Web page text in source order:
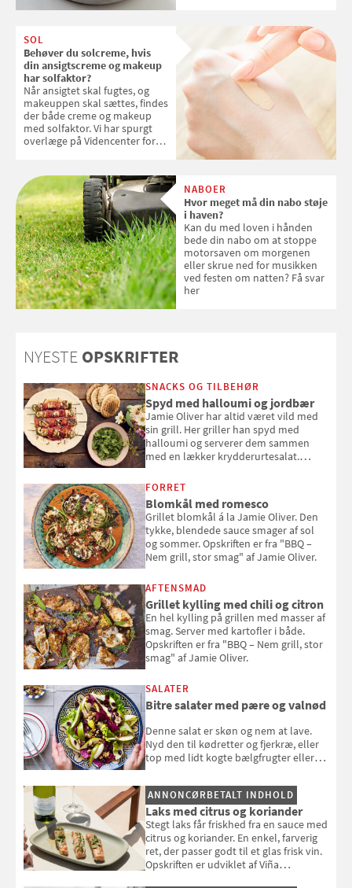
SOL
Behøver du solcreme, hvis
din ansigtscreme og makeup
har solfaktor?
Når ansigtet skal fugtes, og
makeuppen skal sættes, findes
der både creme og makeup
med solfaktor. Vi har spurgt
overlæge på Videncenter for
med SPF kan erstatte
solcreme, når man bevæger
sig ud i solen
NABOER
Hvor meget må din nabo støje
i haven?
Kan du med loven i hånden
bede din nabo om at stoppe
motorsaven om morgenen
eller skrue ned for musikken
ved festen om natten? Få svar
her
NYESTE OPSKRIFTER
SNACKS OG TILBEHØR
Spyd med halloumi og jordbær
Jamie Oliver har altid været vild med
sin grill. Her griller han spyd med
halloumi og serverer dem sammen
med en lækker krydderurtesalat.
smag" af Jamie Oliver.
FORRET
Blomkål med romesco
Grillet blomkål á la Jamie Oliver. Den
tykke, blendede sauce smager af sol
og sommer. Opskriften er fra "BBQ –
Nem grill, stor smag" af Jamie Oliver.
AFTENSMAD
Grillet kylling med chili og citron
En hel kylling på grillen med masser af
smag. Server med kartofler i både.
Opskriften er fra "BBQ – Nem grill, stor
smag" af Jamie Oliver.
SALATER
Bitre salater med pære og valnød
Denne salat er skøn og nem at lave.
Nyd den til kødretter og fjerkræ, eller
top med lidt kogte bælgfrugter eller
selvstændigt måltid. Opskriften er fra
Louisa Lorangs kogebog "Salat".
ANNONCØRBETALT INDHOLD
Laks med citrus og koriander
Stegt laks får friskhed fra en sauce med
citrus og koriander. En enkel, farverig
ret, der passer godt til et glas frisk vin.
Opskriften er udviklet af Viña